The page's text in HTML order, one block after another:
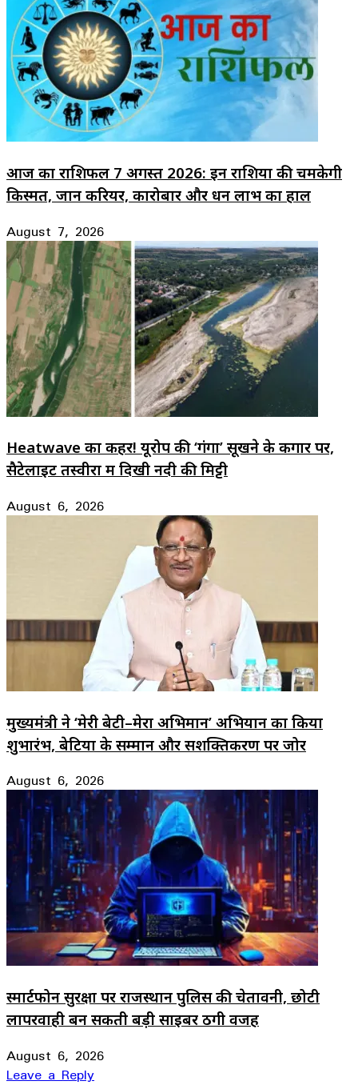
आज का राशिफल 7 अगस्त 2026: इन राशियों की चमकेगी
किस्मत, जानें करियर, कारोबार और धन लाभ का हाल
August 7, 2026
Heatwave का कहर! यूरोप की ‘गंगा’ सूखने के कगार पर,
सैटेलाइट तस्वीरों में दिखी नदी की मिट्टी
August 6, 2026
मुख्यमंत्री ने ‘मेरी बेटी–मेरा अभिमान’ अभियान का किया
शुभारंभ, बेटियों के सम्मान और सशक्तिकरण पर जोर
August 6, 2026
स्मार्टफोन सुरक्षा पर राजस्थान पुलिस की चेतावनी, छोटी
लापरवाही बन सकती बड़ी साइबर ठगी वजह
August 6, 2026
Leave a Reply